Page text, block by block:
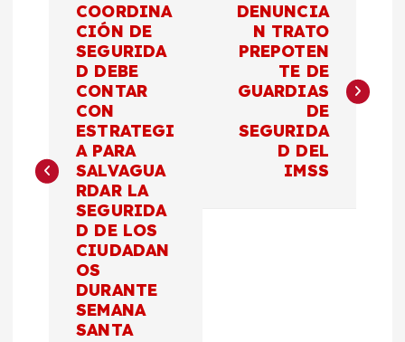
g
COORDINA
CIÓN DE
SEGURIDA
D DEBE
CONTAR
CON
ESTRATEGI
A PARA
SALVAGUA
RDAR LA
SEGURIDA
D DE LOS
CIUDADAN
OS
DURANTE
SEMANA
SANTA
DENUNCIA
N TRATO
PREPOTEN
TE DE
GUARDIAS
DE
SEGURIDA
D DEL
IMSS